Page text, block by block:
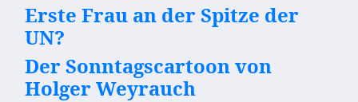
Erste Frau an der Spitze der
UN?
Der Sonntagscartoon von
Holger Weyrauch